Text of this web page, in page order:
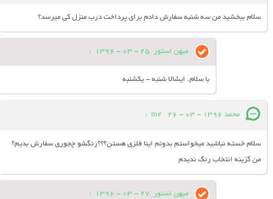
سلام ببخشید من سه شنبه سفارش دادم برای پرداخت درب منزل کی میرسد؟
میهن استور 25 - 03 - 1396
:
با سلام. ایشالا شنبه - یکشنبه
محمد m2 26 - 03 - 1396
:
سلام خسته نباشید میخواستم بدونم اینا فلزی هستن؟؟؟رنگشو چجوری سفارش بدیم؟
من گزینه انتخاب رنگ ندیدم
میهن استور 27 - 03 - 1396
: